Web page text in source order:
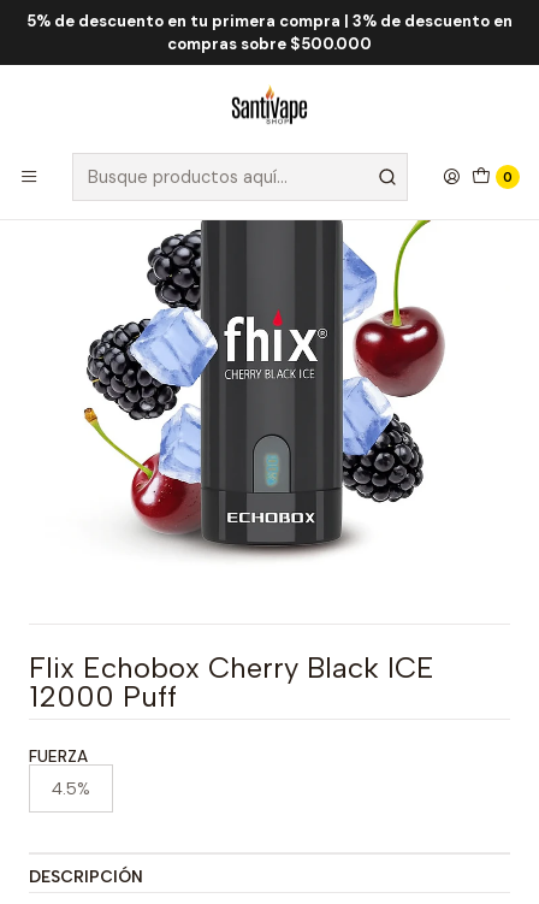
5% de descuento en tu primera compra | 3% de descuento en
compras sobre $500.000
0
Inicio Flix Flix Echobox 12.000 Puff
Flix Echobox Cherry Black ICE 12000 Puff
Flix Echobox Cherry Black ICE
12000 Puff
FUERZA
4.5%
DESCRIPCIÓN